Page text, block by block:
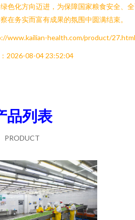
色化方向迈进，为保障国家粮食安全、
在务实而富有成果的氛围中圆满结束。
www.kailian-health.com/product/27.html
2026-08-04 23:52:04
品列表
PRODUCT